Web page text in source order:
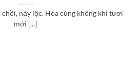
chồi, nảy lộc. Hòa cùng không khi tươi
mới [...]